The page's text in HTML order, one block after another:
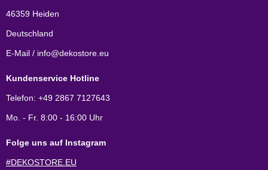
46359 Heiden
Deutschland
E-Mail / info@dekostore.eu
Kundenservice Hotline
Telefon: +49 2867 7127643
Mo. - Fr. 8:00 - 16:00 Uhr
Folge uns auf Instagram
#DEKOSTORE.EU